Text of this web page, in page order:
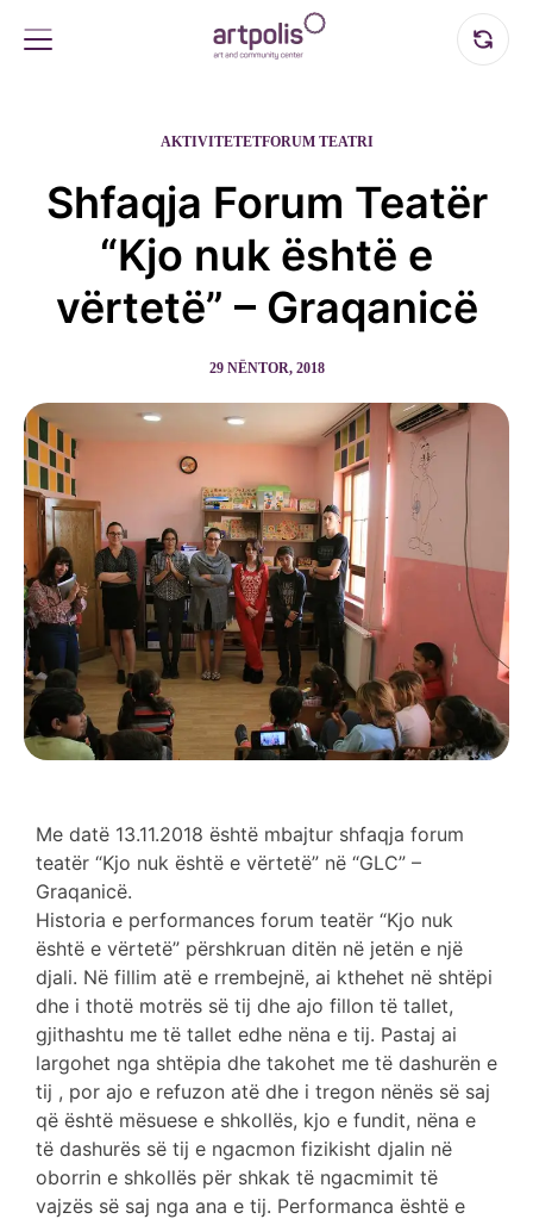
AKTIVITETETFORUM TEATRI
Shfaqja Forum Teatër
“Kjo nuk është e
vërtetë” – Graqanicë
29 NËNTOR, 2018
Me datë 13.11.2018 është mbajtur shfaqja forum
teatër “Kjo nuk është e vërtetë” në “GLC” –
Graqanicë.
Historia e performances forum teatër “Kjo nuk
është e vërtetë” përshkruan ditën në jetën e një
djali. Në fillim atë e rrembejnë, ai kthehet në shtëpi
dhe i thotë motrës së tij dhe ajo fillon të tallet,
gjithashtu me të tallet edhe nëna e tij. Pastaj ai
largohet nga shtëpia dhe takohet me të dashurën e
tij , por ajo e refuzon atë dhe i tregon nënës së saj
që është mësuese e shkollës, kjo e fundit, nëna e
të dashurës së tij e ngacmon fizikisht djalin në
oborrin e shkollës për shkak të ngacmimit të
vajzës së saj nga ana e tij. Performanca është e